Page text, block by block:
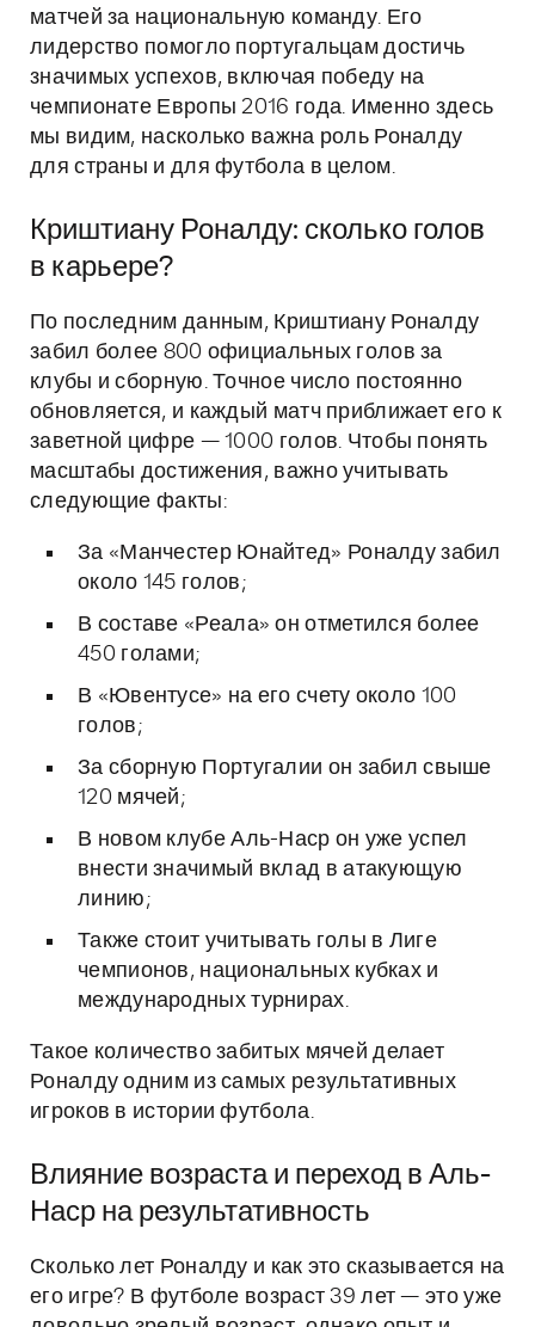
матчей за национальную команду. Его
лидерство помогло португальцам достичь
значимых успехов, включая победу на
чемпионате Европы 2016 года. Именно здесь
мы видим, насколько важна роль Роналду
для страны и для футбола в целом.
Криштиану Роналду: сколько голов
в карьере?
По последним данным, Криштиану Роналду
забил более 800 официальных голов за
клубы и сборную. Точное число постоянно
обновляется, и каждый матч приближает его к
заветной цифре — 1000 голов. Чтобы понять
масштабы достижения, важно учитывать
следующие факты:
За «Манчестер Юнайтед» Роналду забил
около 145 голов;
В составе «Реала» он отметился более
450 голами;
В «Ювентусе» на его счету около 100
голов;
За сборную Португалии он забил свыше
120 мячей;
В новом клубе Аль-Наср он уже успел
внести значимый вклад в атакующую
линию;
Также стоит учитывать голы в Лиге
чемпионов, национальных кубках и
международных турнирах.
Такое количество забитых мячей делает
Роналду одним из самых результативных
игроков в истории футбола.
Влияние возраста и переход в Аль-
Наср на результативность
Сколько лет Роналду и как это сказывается на
его игре? В футболе возраст 39 лет — это уже